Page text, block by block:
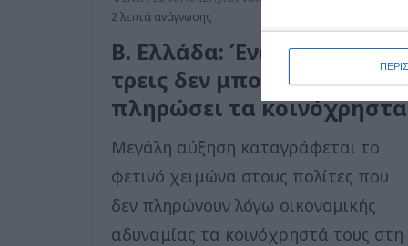
2 λεπτά ανάγνωσης
Β. Ελλάδα: Ένας στους
τρεις δεν μπορεί να
πληρώσει τα κοινόχρηστα
Μεγάλη αύξηση καταγράφεται το
φετινό χειμώνα στους πολίτες που
δεν πληρώνουν λόγω οικονομικής
αδυναμίας τα κοινόχρηστά τους στη